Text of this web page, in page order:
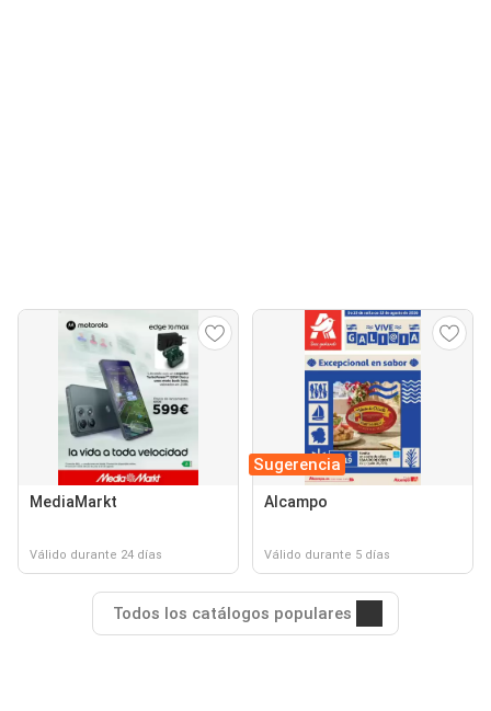
MediaMarkt
Válido durante 24 días
Sugerencia
Alcampo
Válido durante 5 días
Todos los catálogos populares